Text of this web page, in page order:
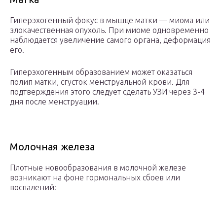
Гиперэхогенный фокус в мышце матки — миома или
злокачественная опухоль. При миоме одновременно
наблюдается увеличение самого органа, деформация
его.
Гиперэхогенным образованием может оказаться
полип матки, сгусток менструальной крови. Для
подтверждения этого следует сделать УЗИ через 3-4
дня после менструации.
Молочная железа
Плотные новообразования в молочной железе
возникают на фоне гормональных сбоев или
воспалений: